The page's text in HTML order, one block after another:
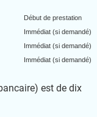
Début de prestation
Immédiat (si demandé)
Immédiat (si demandé)
Immédiat (si demandé)
est de dix